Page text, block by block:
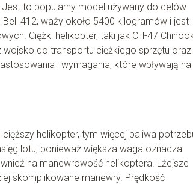
to popularny model używany do celów
412, waży około 5400 kilogramów i jest
Ciężki helikopter, taki jak CH-47
do transportu ciężkiego sprzętu oraz
i wymagania, które wpływają na
helikopter, tym więcej paliwa
lotu, ponieważ większa waga oznacza
na manewrowość helikoptera. Lżejsze
skomplikowane manewry. Prędkość